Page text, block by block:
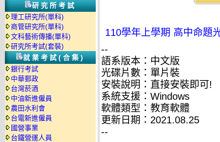
研究所考試
理工研究所(單科)
商管研究所(單科)
文科藝術傳播(單科)
研究所考試(套裝)
就業考試(合集)
銀行考試
中華郵政
台灣菸酒
中油新進僱員
農田水利會
台電新進僱員
國營事業
台鐵營運人員
110學年上學期 高中命題
--
語系版本：中文版
光碟片數：單片裝
安裝說明：直接安裝即可!
系統支援：Windows
軟體類型：教育軟體
更新日期：2021.08.25
--